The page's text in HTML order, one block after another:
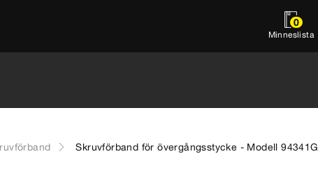
0
Minneslista
Skruvförband för övergångsstycke - Modell 94341G